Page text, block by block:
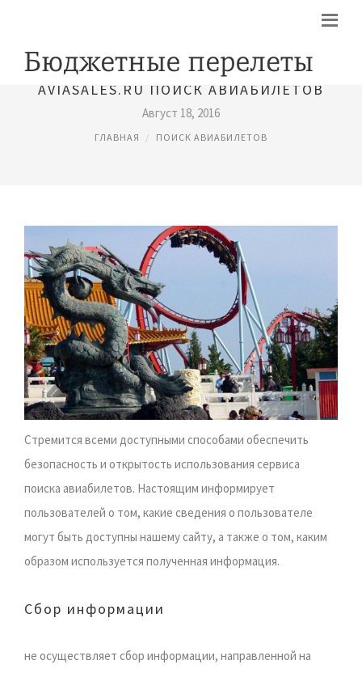
AVIASALES.RU ПОИСК АВИАБИЛЕТОВ
Август 18, 2016
ГЛАВНАЯ ПОИСК АВИАБИЛЕТОВ
Стремится всеми доступными способами обеспечить
безопасность и открытость использования сервиса
поиска авиабилетов. Настоящим информирует
пользователей о том, какие сведения о пользователе
могут быть доступны нашему сайту, а также о том, каким
образом используется полученная информация.
Сбор информации
не осуществляет сбор информации, направленной на